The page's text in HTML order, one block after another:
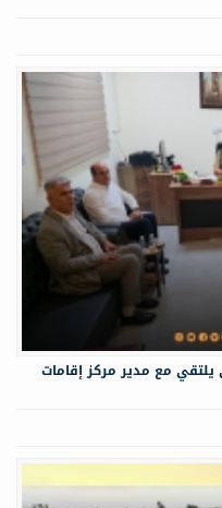
مع مدير مركز إقامات